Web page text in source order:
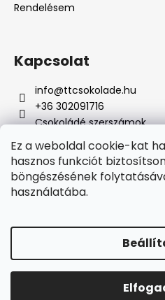
Ez a weboldal cookie-kat
hasznos funkciót
böngészésének
használatába.
Rendelésem
Kapcsolat
info@ttcsokolade.hu
+36 302091716
Csokoládé szerszámok
Online fizetési